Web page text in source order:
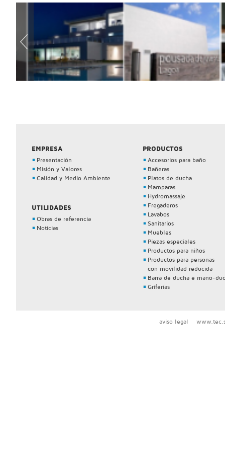
EMPRESA
Presentación
Misión y Valores
Calidad y Medio Ambiente
UTILIDADES
Obras de referencia
Noticias
PRODUCTOS
Accesorios para baño
Bañeras
Platos de ducha
Mamparas
Hydromassaje
Fregaderos
Lavabos
Sanitarios
Muebles
Piezas especiales
Productos para niños
Productos para personas
con movilidad reducida
Barra de ducha e mano-
Griferías
aviso legal